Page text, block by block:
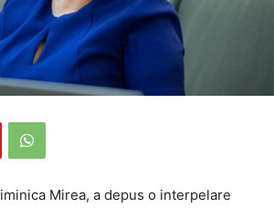
Mirea, a depus o interpelare